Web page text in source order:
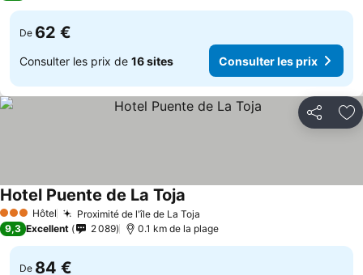
De 62 €
Consulter les prix de 16 sites Consulter les prix
Partager
3 ÉtoilesHôtel Proximité de l'île de La Toja
Hotel Puente de La Toja
9,3 Excellent 2 089 0.1 km de la plage
De 84 €